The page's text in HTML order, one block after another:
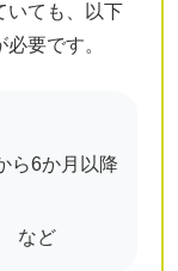
いても、以下
要です。
ら6か月以降
など